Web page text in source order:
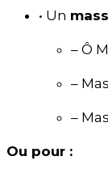
• Un
– Ô
–
–
Ou pour :